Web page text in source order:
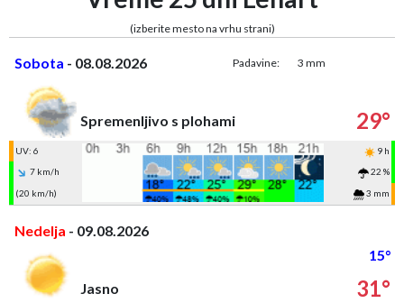
(izberite mesto na vrhu strani)
Sobota - 08.08.2026 Padavine: 3 mm
Spremenljivo s plohami 29°
UV: 6
9 h
7 km/h
22 %
(20 km/h)
3 mm
Nedelja - 09.08.2026
15°
Jasno
31°